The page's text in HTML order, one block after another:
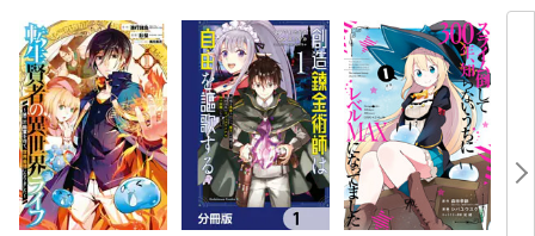
(1)